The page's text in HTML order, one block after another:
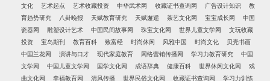
文化
艺术起点 艺术收藏投资 中华武术网 收藏证书查询网 广告设计知识
教
育趋势研究
八卦晚报 天赋教育研究 天赋邂逅 茶艺文化网 宝宝成长网
中国
瓷器网
雕塑设计艺术 中国民间故事网 珠宝文化网 世界儿童文学网
文玩收藏
投资
宝岛期刊 教育百科 致富经 时尚休闲 风雅中国 时尚文化
贝壳书画
中国兰花网
演讲与口才 现代家庭教育 网络营销传播网 学习力教育研究
中国
文学网
中国儿童文学网 国学文化网 成语辞典 健康百科 世界休闲文化网
戏
曲文化网
幸福教育网 清风传播 世界民俗文化网 收藏证书查询网 学习力训练